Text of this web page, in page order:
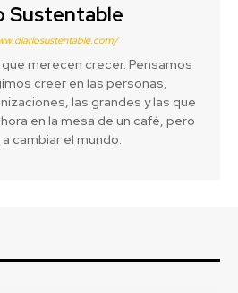
Sustentable
merecen crecer. Pensamos
creer en las personas,
las grandes y las que
en la mesa de un café, pero
a cambiar el mundo.